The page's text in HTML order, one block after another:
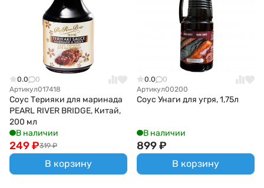
0.0
0
Артикул017418
Соус Терияки для маринада
PEARL RIVER BRIDGE, Китай,
200 мл
В наличии
319 ₽
249₽
В корзину
0.0
0
Артикул00200
Соус Унаги для угря, 1,75л
В наличии
899₽
В корзину